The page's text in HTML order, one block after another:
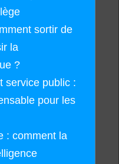
sortir de
la
?
service public :
pour les
: comment la